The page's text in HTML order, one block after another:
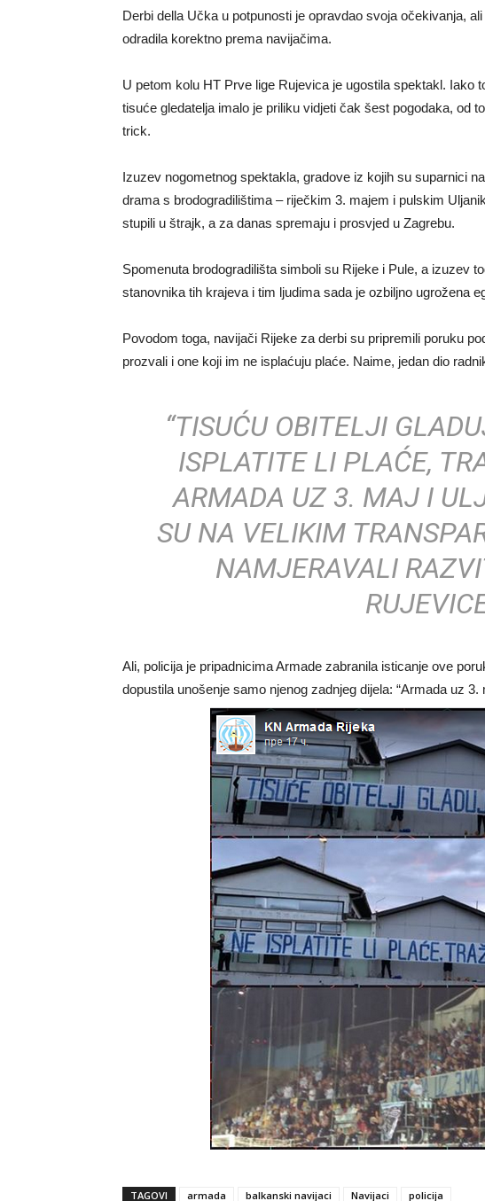
Derbi della Učka u potpunosti je opravdao svoja očekivanja,
odradila korektno prema navijačima.
U petom kolu HT Prve lige Rujevica je ugostila spektakl. Iako
tisuće gledatelja imalo je priliku vidjeti čak šest pogodaka, od
trick.
Izuzev nogometnog spektakla, gradove iz kojih su suparnici
drama s brodogradilištima – riječkim 3. majem i pulskim
stupili u štrajk, a za danas spremaju i prosvjed u Zagrebu.
Spomenuta brodogradilišta simboli su Rijeke i Pule, a izuzev
stanovnika tih krajeva i tim ljudima sada je ozbiljno ugrožena
Povodom toga, navijači Rijeke za derbi su pripremili poruku
prozvali i one koji im ne isplaćuju plaće. Naime, jedan dio
“TISUĆU OBITELJI
ISPLATITE LI PLAĆE,
ARMADA UZ 3. MAJ I
SU NA VELIKIM
NAMJERAVALI
Ali, policija je pripadnicima Armade zabranila isticanje ove
dopustila unošenje samo njenog zadnjeg dijela: “Armada uz 3.
TAGOVI armada balkanski navijaci Navijaci policija